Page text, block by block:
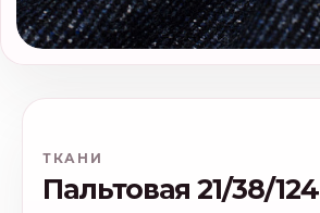
ТКАНИ
Пальтовая 21/38/124